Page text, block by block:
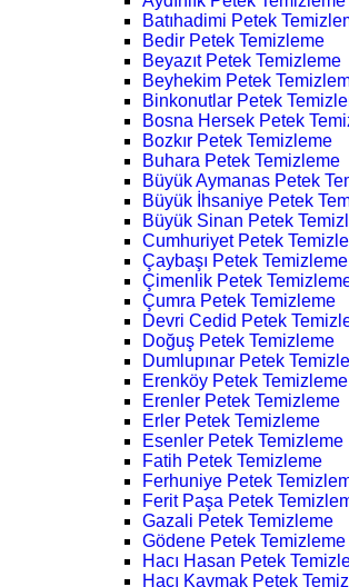
Batıhadimi Petek
Bedir Petek Temizleme
Beyazıt Petek Temizleme
Beyhekim Petek
Binkonutlar Petek
Bosna Hersek Petek
Bozkır Petek Temizleme
Buhara Petek Temizleme
Büyük Aymanas Petek
Büyük İhsaniye Petek
Büyük Sinan Petek
Cumhuriyet Petek
Çaybaşı Petek Temizleme
Çimenlik Petek
Çumra Petek Temizleme
Devri Cedid Petek
Doğuş Petek Temizleme
Dumlupınar Petek
Erenköy Petek Temizleme
Erenler Petek Temizleme
Erler Petek Temizleme
Esenler Petek Temizleme
Fatih Petek Temizleme
Ferhuniye Petek
Ferit Paşa Petek
Gazali Petek Temizleme
Gödene Petek Temizleme
Hacı Hasan Petek
Hacı Kaymak Petek